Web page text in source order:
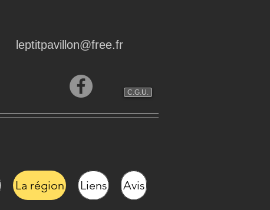
leptitpavillon@free.fr
C.G.U.
La région Liens Avis